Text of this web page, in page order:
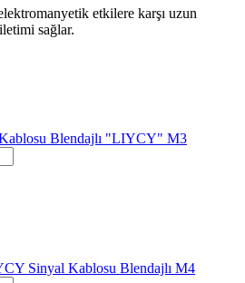
etkilere karşı uzun
sağlar.
Blendajlı "LIYCY" M3
Sinyal Kablosu Blendajlı M4